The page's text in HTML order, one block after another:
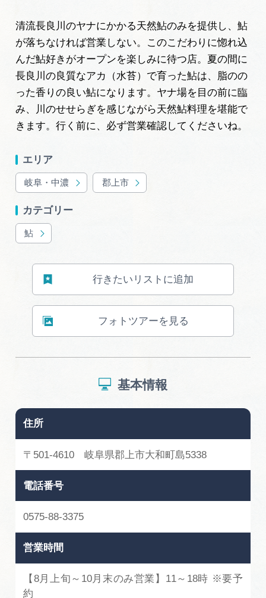
旅行会社・観光事業者の皆様へ
フォトライブラリー
動画ライブラリー
お問い合わせ
運営組織
広告掲載
清流長良川のヤナにかかる天然鮎のみを提供し、鮎
が落ちなければ営業しない。このこだわりに惚れ込
んだ鮎好きがオープンを楽しみに待つ店。夏の間に
長良川の良質なアカ（水苔）で育った鮎は、脂のの
った香りの良い鮎になります。ヤナ場を目の前に臨
み、川のせせらぎを感じながら天然鮎料理を堪能で
きます。行く前に、必ず営業確認してくださいね。
エリア
岐阜・中濃 郡上市
カテゴリー
鮎
行きたいリストに追加
フォトツアーを見る
基本情報
住所
〒501-4610 岐阜県郡上市大和町島5338
電話番号
0575-88-3375
営業時間
【8月上旬～10月末のみ営業】11～18時 ※要予
約